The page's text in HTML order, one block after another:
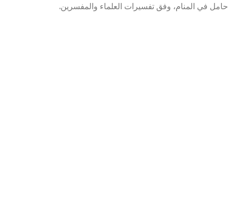
حامل في المنام، وفق تفسيرات العلماء والمفسرين.